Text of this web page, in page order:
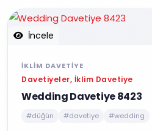
İncele
İKLIM DAVETIYE
Davetiyeler, İklim Davetiye
Wedding Davetiye 8423
#düğün #davetiye #wedding